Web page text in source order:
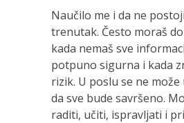
Naučilo me i da ne
trenutak. Često moraš
kada nemaš sve
potpuno sigurna i kada
rizik. U poslu se ne
da sve bude savršeno.
raditi, učiti, ispravljati i